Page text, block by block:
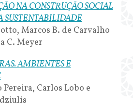
NA CONSTRUÇÃO SOCIAL
SUSTENTABILIDADE
Marcos B. de Carvalho
C. Meyer
AMBIENTES E
Carlos Lobo e